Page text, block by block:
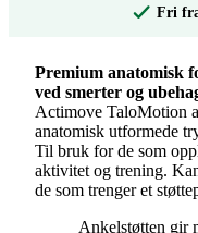
Fri
Premium anatomisk
ved smerter og
Actimove TaloMotion
anatomisk utformede
Til bruk for de som
aktivitet og trening.
de som trenger et
Ankelstøtten gir